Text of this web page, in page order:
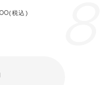
(税込)